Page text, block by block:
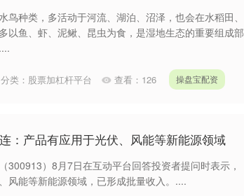
鸟种类，多活动于河流、湖泊、沼泽，也会在水稻田、
以鱼、虾、泥鳅、昆虫为食，是湿地生态的重要组成部
分类： 股票加杠杆平台 查看： 126 操盘宝配资
：产品有应用于光伏、风能等新能源领域
300913）8月7日在互动平台回答投资者提问时表示，
风能等新能源领域，已形成批量收入。....